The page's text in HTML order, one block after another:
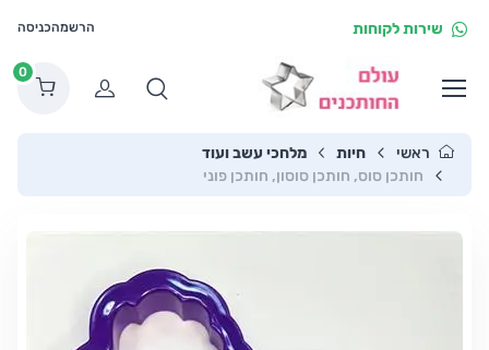
שירות לקוחות הרשמהכניסה
הרשמה
0
ראשי חיות
מלחכי עשב ועוד
חותכן סוס, חותכן סוסון, חותכן פוני